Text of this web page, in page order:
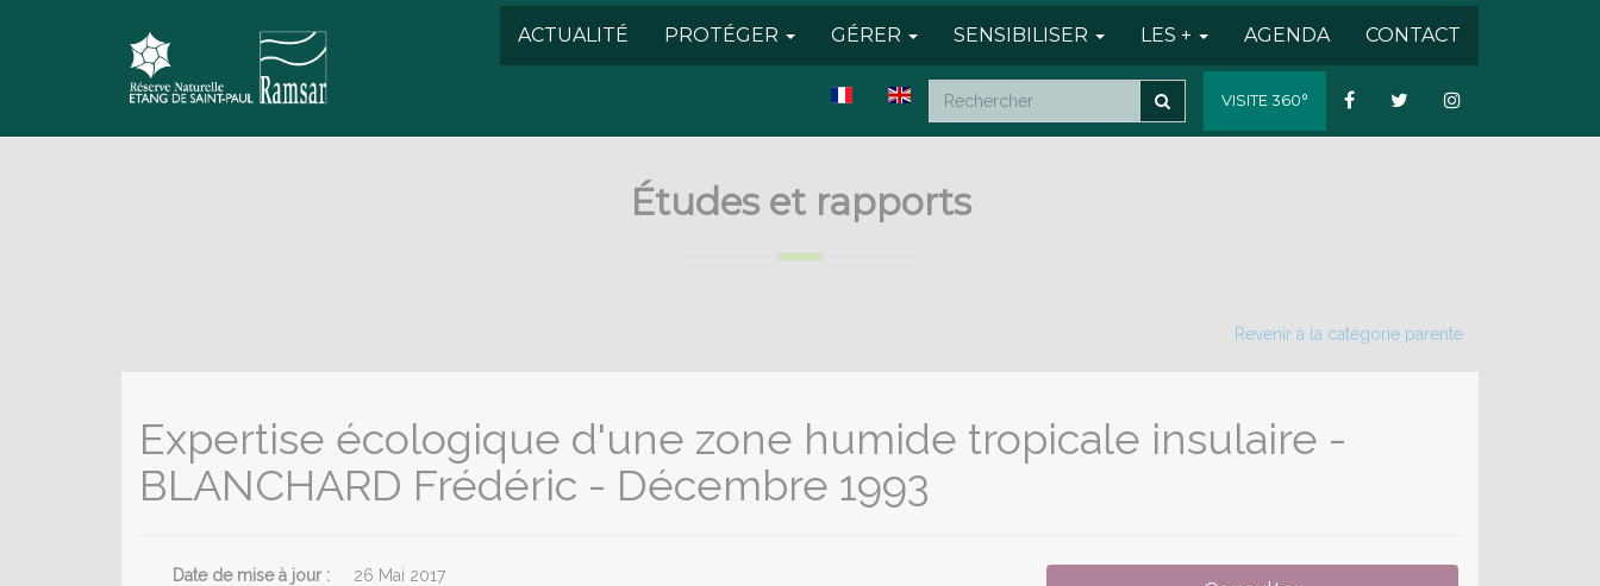
ACTUALITÉ PROTÉGER GÉRER SENSIBILISER LES + AGENDA CONTACT
VISITE 360°
Études et rapports
Revenir à la catégorie parente
Expertise écologique d'une zone humide tropicale insulaire -
BLANCHARD Frédéric - Décembre 1993
Date de mise à jour :
26 Mai 2017